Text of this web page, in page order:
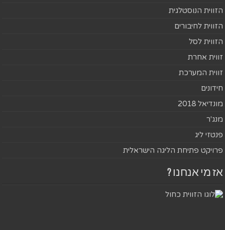
הזווית הנוסטלגית
הזווית לחיבורים
הזווית לסל
זווית אחרת
זווית המערכת
חידונים
מונדיאל 2018
מנג'ר
פנטזי ליג
פרויקט פתיחת הליגה הישראלית
אז מי אנחנו ?